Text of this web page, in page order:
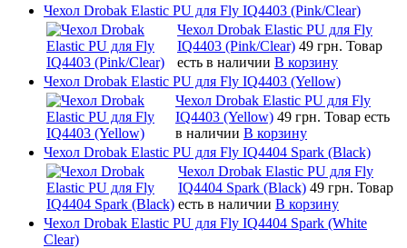
Чехол Drobak Elastic PU для Fly IQ4403 (Pink/Clear)
Чехол Drobak Elastic PU для Fly
IQ4403 (Pink/Clear) 49 грн. Товар
есть в наличии В корзину
Чехол Drobak Elastic PU для Fly IQ4403 (Yellow)
Чехол Drobak Elastic PU для Fly
IQ4403 (Yellow) 49 грн. Товар есть
в наличии В корзину
Чехол Drobak Elastic PU для Fly IQ4404 Spark (Black)
Чехол Drobak Elastic PU для Fly
IQ4404 Spark (Black) 49 грн. Товар
есть в наличии В корзину
Чехол Drobak Elastic PU для Fly IQ4404 Spark (White
Clear)